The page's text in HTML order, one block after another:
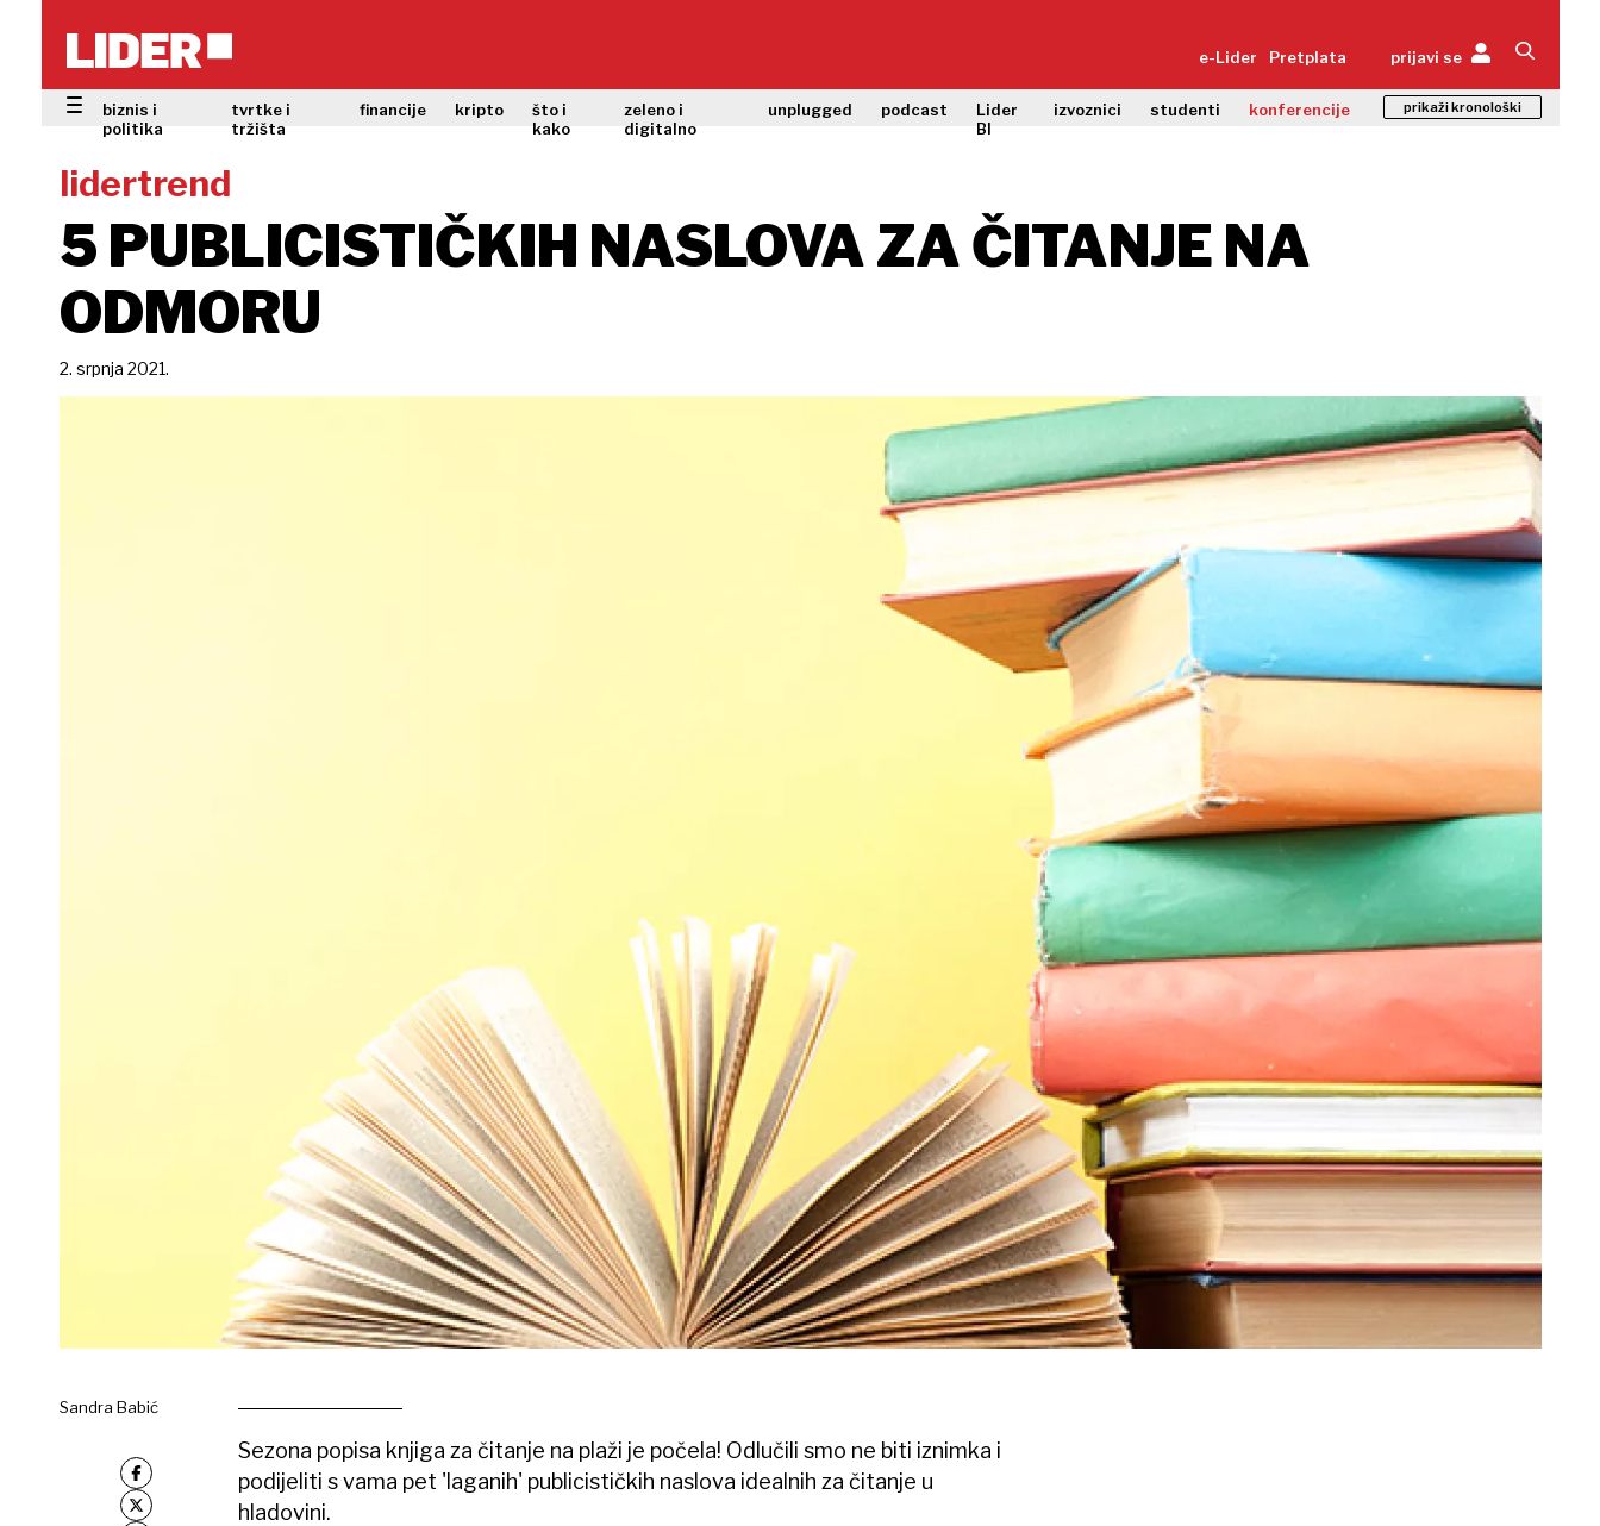
e-Lider Pretplata prijavi se
biznis i
politika
tvrtke i
tržišta
financije kripto
što i
kako
zeleno i
digitalno
unplugged podcast
Lider
BI
izvoznici studenti konferencije prikaži kronološki
lidertrend
5 PUBLICISTIČKIH NASLOVA ZA ČITANJE NA
ODMORU
2. srpnja 2021.
Sandra Babić
Sezona popisa knjiga za čitanje na plaži je počela! Odlučili smo ne biti iznimka i
podijeliti s vama pet 'laganih' publicističkih naslova idealnih za čitanje u
hladovini.